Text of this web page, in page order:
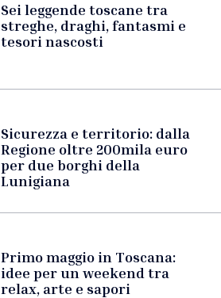
Sei leggende toscane tra
streghe, draghi, fantasmi e
tesori nascosti
Sicurezza e territorio: dalla
Regione oltre 200mila euro
per due borghi della
Lunigiana
Primo maggio in Toscana:
idee per un weekend tra
relax, arte e sapori